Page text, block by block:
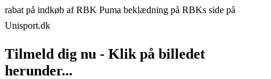
rabat på indkøb af RBK Puma beklædning på RBKs side på
Unisport.dk
Tilmeld dig nu - Klik på billedet
herunder...